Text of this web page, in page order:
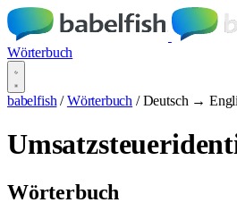
Wörterbuch
babelfish / Wörterbuch / Deutsch →
Wörterbuch